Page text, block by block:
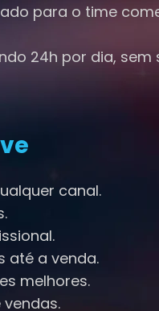
para o time
24h por dia,
canal.
até a venda.
melhores.